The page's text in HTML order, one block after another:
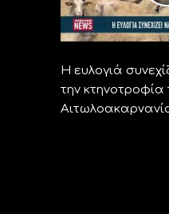
Η ευλογιά
την κτηνοτροφία